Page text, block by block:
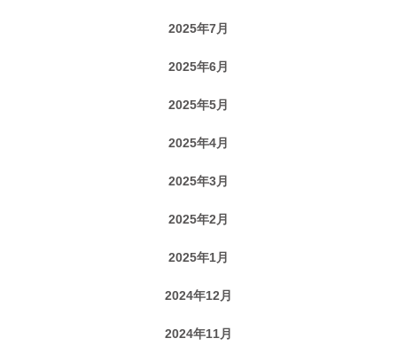
2025年7月
2025年6月
2025年5月
2025年4月
2025年3月
2025年2月
2025年1月
2024年12月
2024年11月